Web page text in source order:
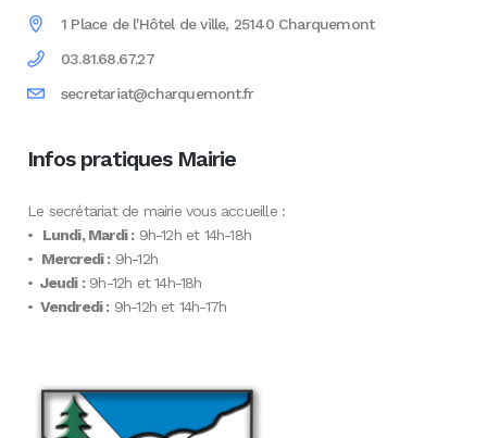
1 Place de l'Hôtel de ville, 25140 Charquemont
03.81.68.67.27
secretariat@charquemont.fr
Infos pratiques Mairie
Le secrétariat de mairie vous accueille :
• Lundi, Mardi :9h-12h et 14h-18h
• Mercredi :9h-12h
• Jeudi :9h-12h et 14h-18h
• Vendredi :9h-12h et 14h-17h